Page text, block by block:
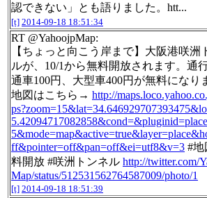
認できない」とも語りました。htt...
[t] 2014-09-18 18:51:34
RT @YahoojpMap:
【ちょっと向こう岸まで】大阪港咲洲
ルが、10/1から無料開放されます。通
通車100円、大型車400円が無料になり
地図はこちら→ http://
ff&pointer=off&pan=off&ei=utf8&v=3 #地
料開放 #咲洲トンネル http://twitter.com/
Map/status/512531562764587009/photo/1
[t] 2014-09-18 18:51:39